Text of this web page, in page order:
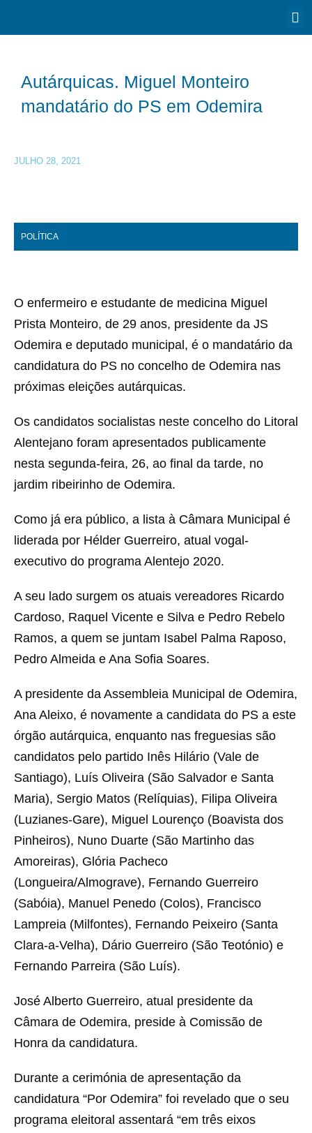
Autárquicas. Miguel Monteiro
mandatário do PS em Odemira
JULHO 28, 2021
POLÍTICA
O enfermeiro e estudante de medicina Miguel
Prista Monteiro, de 29 anos, presidente da JS
Odemira e deputado municipal, é o mandatário da
candidatura do PS no concelho de Odemira nas
próximas eleições autárquicas.
Os candidatos socialistas neste concelho do Litoral
Alentejano foram apresentados publicamente
nesta segunda-feira, 26, ao final da tarde, no
jardim ribeirinho de Odemira.
Como já era público, a lista à Câmara Municipal é
liderada por Hélder Guerreiro, atual vogal-
executivo do programa Alentejo 2020.
A seu lado surgem os atuais vereadores Ricardo
Cardoso, Raquel Vicente e Silva e Pedro Rebelo
Ramos, a quem se juntam Isabel Palma Raposo,
Pedro Almeida e Ana Sofia Soares.
A presidente da Assembleia Municipal de Odemira,
Ana Aleixo, é novamente a candidata do PS a este
órgão autárquica, enquanto nas freguesias são
candidatos pelo partido Inês Hilário (Vale de
Santiago), Luís Oliveira (São Salvador e Santa
Maria), Sergio Matos (Relíquias), Filipa Oliveira
(Luzianes-Gare), Miguel Lourenço (Boavista dos
Pinheiros), Nuno Duarte (São Martinho das
Amoreiras), Glória Pacheco
(Longueira/Almograve), Fernando Guerreiro
(Sabóia), Manuel Penedo (Colos), Francisco
Lampreia (Milfontes), Fernando Peixeiro (Santa
Clara-a-Velha), Dário Guerreiro (São Teotónio) e
Fernando Parreira (São Luís).
José Alberto Guerreiro, atual presidente da
Câmara de Odemira, preside à Comissão de
Honra da candidatura.
Durante a cerimónia de apresentação da
candidatura “Por Odemira” foi revelado que o seu
programa eleitoral assentará “em três eixos